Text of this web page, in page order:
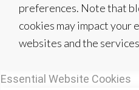
preferences. Note that
cookies may impact your
websites and the
Essential Website Cookies